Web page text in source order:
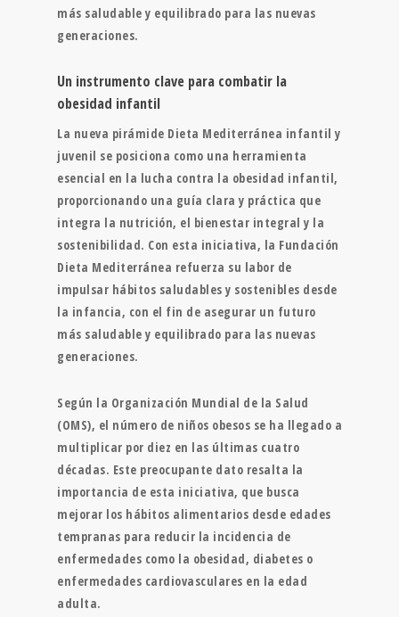
más saludable y equilibrado para las nuevas
generaciones.
Un instrumento clave para combatir la
obesidad infantil
La nueva pirámide Dieta Mediterránea infantil y
juvenil se posiciona como una herramienta
esencial en la lucha contra la obesidad infantil,
proporcionando una guía clara y práctica que
integra la nutrición, el bienestar integral y la
sostenibilidad. Con esta iniciativa, la Fundación
Dieta Mediterránea refuerza su labor de
impulsar hábitos saludables y sostenibles desde
la infancia, con el fin de asegurar un futuro
más saludable y equilibrado para las nuevas
generaciones.
Según la Organización Mundial de la Salud
(OMS), el número de niños obesos se ha llegado a
multiplicar por diez en las últimas cuatro
décadas. Este preocupante dato resalta la
importancia de esta iniciativa, que busca
mejorar los hábitos alimentarios desde edades
tempranas para reducir la incidencia de
enfermedades como la obesidad, diabetes o
enfermedades cardiovasculares en la edad
adulta.